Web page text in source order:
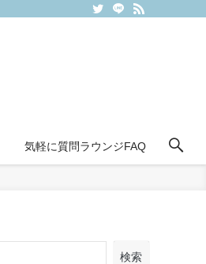
気軽に質問ラウンジFAQ
検索